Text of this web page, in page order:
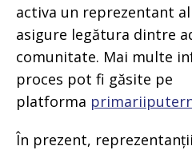
activa un reprezentant
asigure legătura dintre
comunitate. Mai multe
proces pot fi găsite pe
platforma
În prezent,